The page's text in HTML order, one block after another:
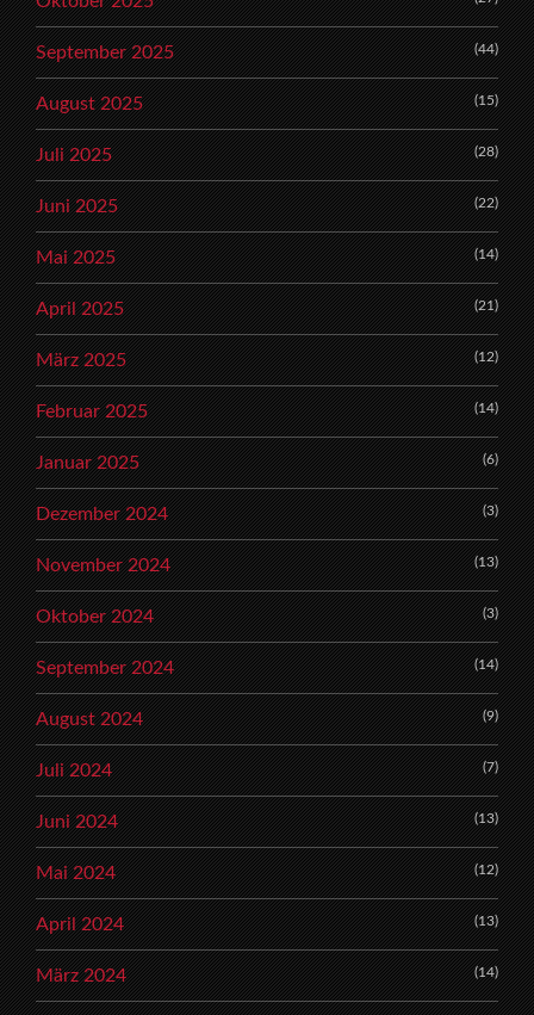
September 2025 (44)
August 2025 (15)
Juli 2025 (28)
Juni 2025 (22)
Mai 2025 (14)
April 2025 (21)
März 2025 (12)
Februar 2025 (14)
Januar 2025 (6)
Dezember 2024 (3)
November 2024 (13)
Oktober 2024 (3)
September 2024 (14)
August 2024 (9)
Juli 2024 (7)
Juni 2024 (13)
Mai 2024 (12)
April 2024 (13)
März 2024 (14)